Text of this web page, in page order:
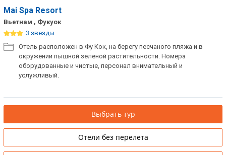
Mai Spa Resort
Вьетнам , Фукуок
3 звезды
Отель расположен в Фу Кок, на берегу песчаного пляжа и в
окружении пышной зеленой растительности. Номера
оборудованные и чистые, персонал внимательный и
услужливый.
Выбрать тур
Отели без перелета